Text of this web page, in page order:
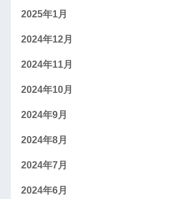
2025年1月
2024年12月
2024年11月
2024年10月
2024年9月
2024年8月
2024年7月
2024年6月